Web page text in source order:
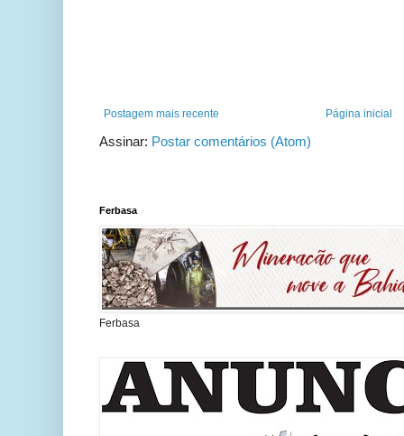
Postagem mais recente Página inicial
Assinar: Postar comentários (Atom)
Ferbasa
Ferbasa